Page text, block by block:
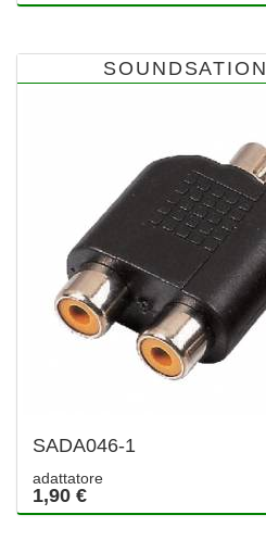
SOUNDSATION
SADA046-1
adattatore
1,90 €